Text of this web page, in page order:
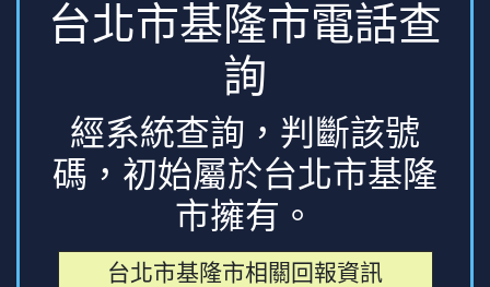
台北市基隆市電話查
詢
經系統查詢，判斷該號
碼，初始屬於台北市基隆
市擁有。
台北市基隆市相關回報資訊